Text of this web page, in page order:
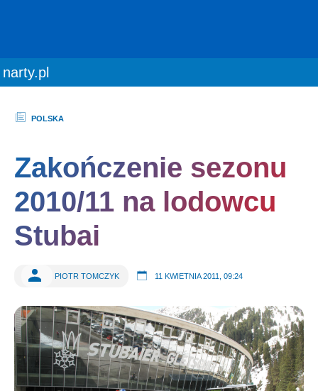
You are here:
narty.pl
POLSKA
Zakończenie sezonu
2010/11 na lodowcu
Stubai
PIOTR TOMCZYK 11 KWIETNIA 2011, 09:24